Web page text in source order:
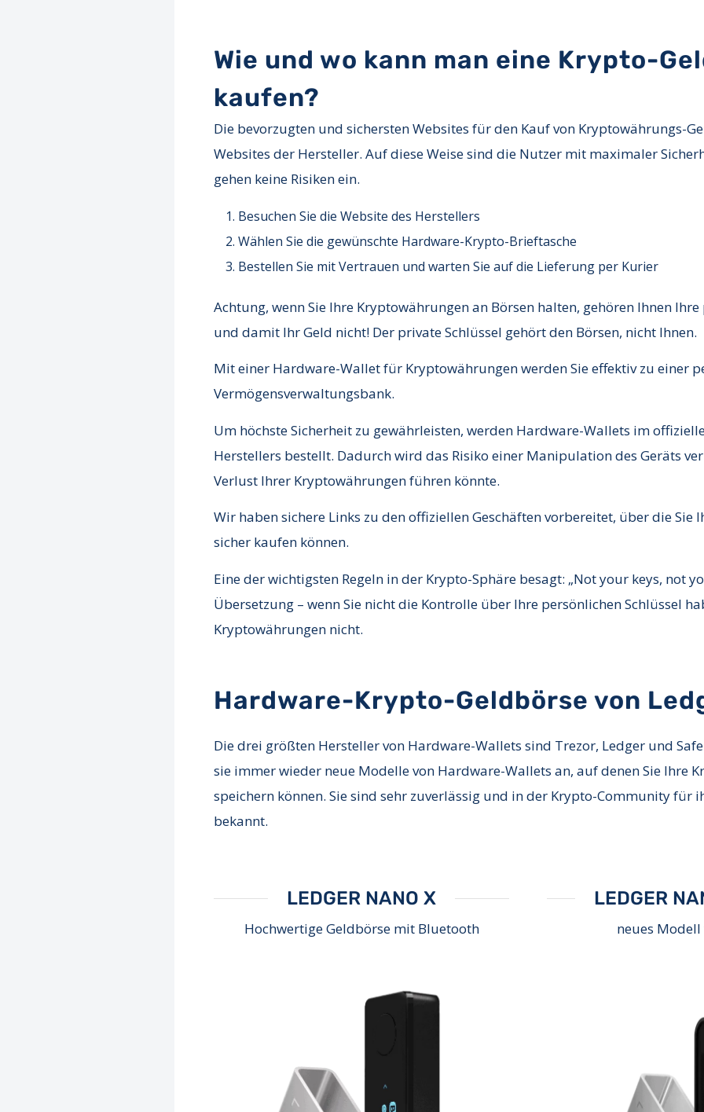
Wie und wo kann man eine Krypto-
kaufen?
Die bevorzugten und sichersten Websites für den Kauf von Kryptowährungs-
Websites der Hersteller. Auf diese Weise sind die Nutzer mit maximaler
gehen keine Risiken ein.
Besuchen Sie die Website des Herstellers
Wählen Sie die gewünschte Hardware-Krypto-Brieftasche
Bestellen Sie mit Vertrauen und warten Sie auf die Lieferung per Kurier
Achtung, wenn Sie Ihre Kryptowährungen an Börsen halten, gehören Ihnen
und damit Ihr Geld nicht! Der private Schlüssel gehört den Börsen, nicht Ihnen.
Mit einer Hardware-Wallet für Kryptowährungen werden Sie effektiv zu einer
Vermögensverwaltungsbank.
Um höchste Sicherheit zu gewährleisten, werden Hardware-Wallets im
Herstellers bestellt. Dadurch wird das Risiko einer Manipulation des Geräts
Verlust Ihrer Kryptowährungen führen könnte.
Wir haben sichere Links zu den offiziellen Geschäften vorbereitet, über die Sie
sicher kaufen können.
Eine der wichtigsten Regeln in der Krypto-Sphäre besagt: „Not your keys, not
Übersetzung – wenn Sie nicht die Kontrolle über Ihre persönlichen Schlüssel
Kryptowährungen nicht.
Hardware-Krypto-Geldbörse von
Die drei größten Hersteller von Hardware-Wallets sind Trezor, Ledger und
sie immer wieder neue Modelle von Hardware-Wallets an, auf denen Sie Ihre
speichern können. Sie sind sehr zuverlässig und in der Krypto-Community für
bekannt.
LEDGER NANO X
Hochwertige Geldbörse mit Bluetooth
LEDGER
neues